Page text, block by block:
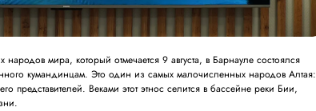
мира, который отмечается 9 августа, в Барнауле состоялся
кумандинцам. Это один из самых малочисленных народов Алтая:
представителей. Веками этот этнос селится в бассейне реки Бии,